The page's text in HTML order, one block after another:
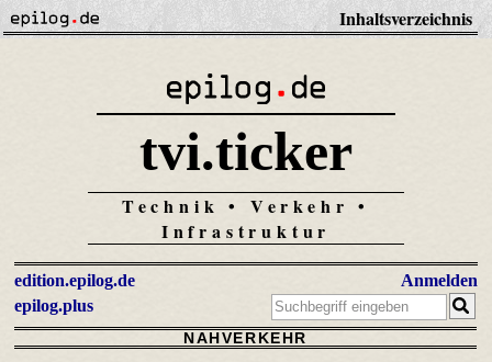
Inhaltsverzeichnis
tvi.ticker
Technik • Verkehr •
Infrastruktur
edition.epilog.de
epilog.plus
Anmelden
NAHVERKEHR